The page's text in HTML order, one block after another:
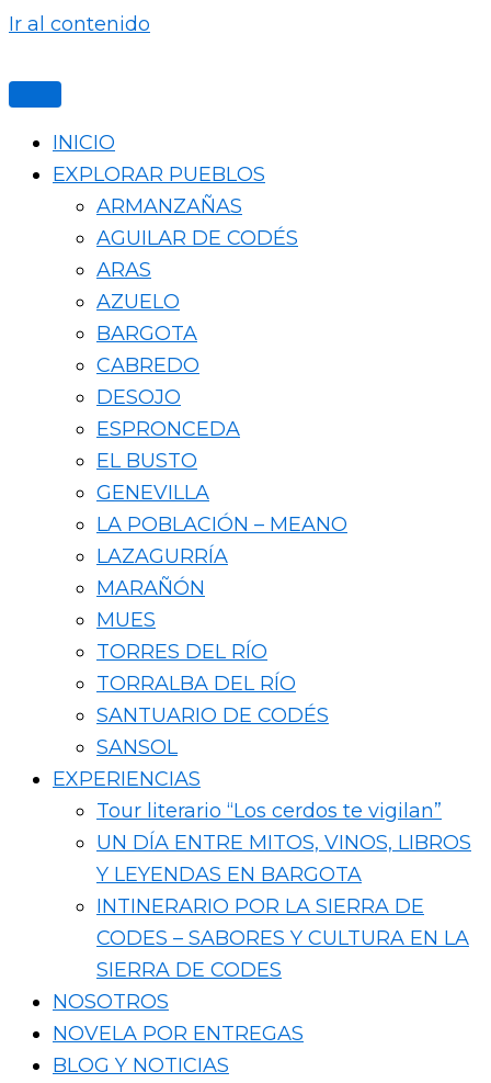
Ir al contenido
INICIO
EXPLORAR PUEBLOS
ARMANZAÑAS
AGUILAR DE CODÉS
ARAS
AZUELO
BARGOTA
CABREDO
DESOJO
ESPRONCEDA
EL BUSTO
GENEVILLA
LA POBLACIÓN – MEANO
LAZAGURRÍA
MARAÑÓN
MUES
TORRES DEL RÍO
TORRALBA DEL RÍO
SANTUARIO DE CODÉS
SANSOL
EXPERIENCIAS
Tour literario “Los cerdos te vigilan”
UN DÍA ENTRE MITOS, VINOS, LIBROS
Y LEYENDAS EN BARGOTA
INTINERARIO POR LA SIERRA DE
CODES – SABORES Y CULTURA EN LA
SIERRA DE CODES
NOSOTROS
NOVELA POR ENTREGAS
BLOG Y NOTICIAS